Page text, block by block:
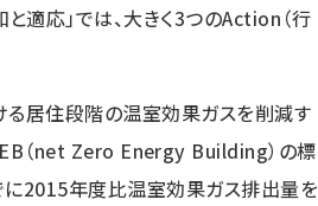
適応」では、大きく3つのAction（行
居住段階の温室効果ガスを削減す
（net Zero Energy Building）の標
に2015年度比温室効果ガス排出量を